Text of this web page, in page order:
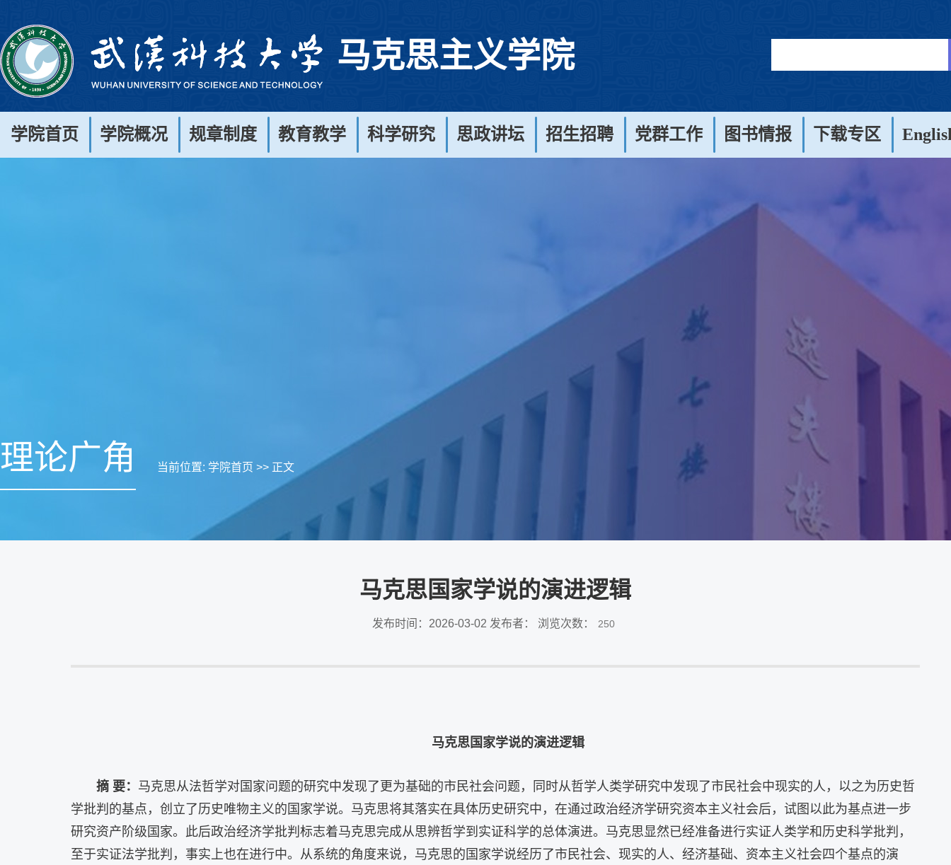
马克思主义学院
学院首页 学院概况 规章制度 教育教学 科学研究 思政讲坛 招生招聘 党群工作 图书情报 下载专区
理论广角 当前位置: 学院首页 >> 正文
马克思国家学说的演进逻辑
发布时间：2026-03-02 发布者： 浏览次数： 250
马克思国家学说的演进逻辑
摘 要： 马克思从法哲学对国家问题的研究中发现了更为基础的市民社会问题，同时从哲学人类学研究中发现了市民社会中现实的人，以之为历史哲
学批判的基点，创立了历史唯物主义的国家学说。马克思将其落实在具体历史研究中，在通过政治经济学研究资本主义社会后，试图以此为基点进一步
研究资产阶级国家。此后政治经济学批判标志着马克思完成从思辨哲学到实证科学的总体演进。马克思显然已经准备进行实证人类学和历史科学批判，
至于实证法学批判，事实上也在进行中。从系统的角度来说，马克思的国家学说经历了市民社会、现实的人、经济基础、资本主义社会四个基点的演